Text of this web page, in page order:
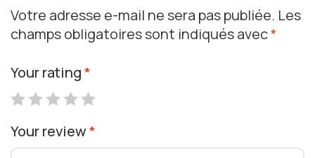
Votre adresse e-mail ne sera pas publiée. Les
champs obligatoires sont indiqués avec*
Your rating*
Your review*